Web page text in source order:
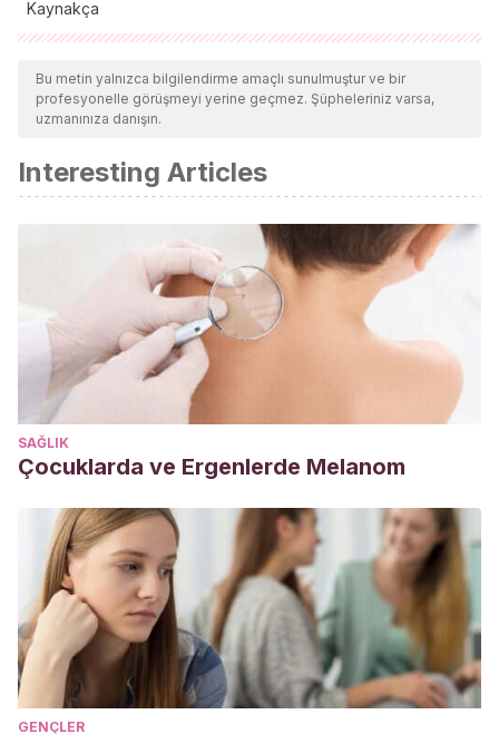
Kaynakça
Tüm alıntı yapılan kaynaklar, kalitelerini, güvenilirliklerini,
güncelliklerini ve geçerliliklerini sağlamak için ekibimiz
tarafından derinlemesine incelendi. Bu makalenin bibliyografisi
kabul edildi.
Fernández, A.(2003). Educación inclusiva: Enseñar y
aprender entre la diversidad.Revista digital UMBRAL,13 ,
http://www.inclusioneducativa.org/content/documents/
López, S. I. M., & Valenzuela, B. G. E.
(2015). Niños y
adolescentes con necesidades educativas especiales.
Revista Médica Clínica Las Condes
https://www.sciencedirect.com/science/article/pii/
Hegarty, S.
Principios y prácticas.
http://centrodocumentaciondown.com/uploads/
Briceño, E. D.
(2003). Creatividad como un recurso
psicológico para niños con necesidades educativas
especiales.Sapiens. Revista Universitaria de Investigación
(2), 1-17.https://www.redalyc.org/pdf/410/41040201.pdf
Arnaiz Sanchez, P.
(2007). La educacion inclusiva:
dilemas y desafios. Educacion, Desarrollo y Diversidad
Bu metin yalnızca bilgilendirme amaçlı sunulmuştur ve bir
profesyonelle görüşmeyi yerine geçmez. Şüpheleriniz varsa,
uzmanınıza danışın.
Interesting Articles
SAĞLIK
Çocuklarda ve Ergenlerde Melanom
GENÇLER